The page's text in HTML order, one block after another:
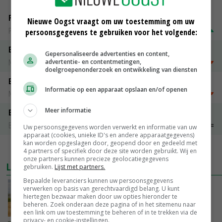
Fritesgeschikt NL Du Be
PotatoNL
€ 22,50~ € 27,50
Emmeloord Tarwe
Noteringen
Emmeloord Schaaltjespeen
Noteringen
€ 5,00~ € 20,00
Bintje A 28/35
Bintje Info
€ 48,00~ € 52,00
MEER MARKTPRIJZEN
LAATSTE NIEUWS
Onttrekkingsverboden voor grondwater in
Twente, Achterhoek en rand Veluwe
VANDAAG, 17:02
Nieuwe Oogst vraagt om uw toestemming om uw
persoonsgegevens te gebruiken voor het volgende:
Gepersonaliseerde advertenties en content,
advertentie- en contentmetingen,
doelgroepenonderzoek en ontwikkeling van diensten
Informatie op een apparaat opslaan en/of openen
Meer informatie
Uw persoonsgegevens worden verwerkt en informatie van uw
apparaat (cookies, unieke ID's en andere apparaatgegevens)
kan worden opgeslagen door, geopend door en gedeeld met
4 partners of specifiek door deze site worden gebruikt. Wij en
onze partners kunnen precieze geolocatiegegevens
gebruiken. Lijst met partners.
Bepaalde leveranciers kunnen uw persoonsgegevens
verwerken op basis van gerechtvaardigd belang. U kunt
hiertegen bezwaar maken door uw opties hieronder te
beheren. Zoek onderaan deze pagina of in het sitemenu naar
een link om uw toestemming te beheren of in te trekken via de
privacy- en cookie-instellingen.